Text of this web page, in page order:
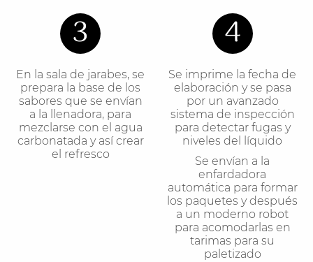
3
En la sala de jarabes, se
prepara la base de los
sabores que se envían
a la llenadora, para
mezclarse con el agua
carbonatada y así crear
el refresco
4
Se imprime la fecha de
elaboración y se pasa
por un avanzado
sistema de inspección
para detectar fugas y
niveles del líquido
Se envían a la
enfardadora
automática para formar
los paquetes y después
a un moderno robot
para acomodarlas en
tarimas para su
paletizado